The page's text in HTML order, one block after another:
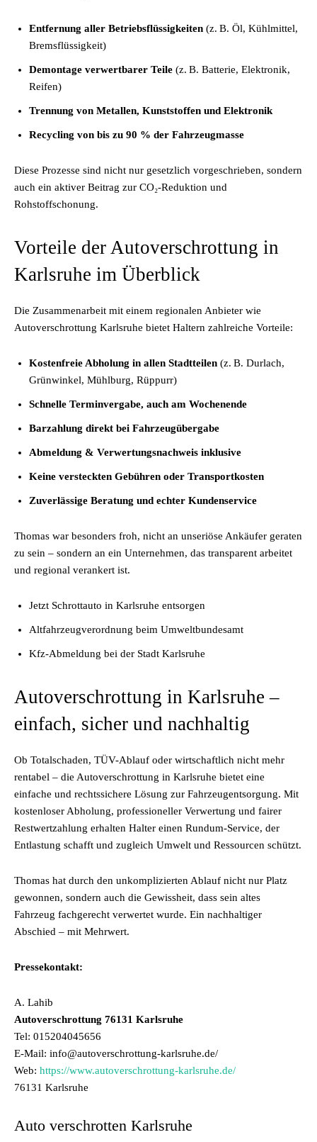
Entfernung aller Betriebsflüssigkeiten (z. B. Öl, Kühlmittel,
Bremsflüssigkeit)
Demontage verwertbarer Teile (z. B. Batterie, Elektronik,
Reifen)
Trennung von Metallen, Kunststoffen und Elektronik
Recycling von bis zu 90 % der Fahrzeugmasse
Diese Prozesse sind nicht nur gesetzlich vorgeschrieben, sondern
auch ein aktiver Beitrag zur CO₂-Reduktion und
Rohstoffschonung.
Vorteile der Autoverschrottung in
Karlsruhe im Überblick
Die Zusammenarbeit mit einem regionalen Anbieter wie
Autoverschrottung Karlsruhe bietet Haltern zahlreiche Vorteile:
Kostenfreie Abholung in allen Stadtteilen (z. B. Durlach,
Grünwinkel, Mühlburg, Rüppurr)
Schnelle Terminvergabe, auch am Wochenende
Barzahlung direkt bei Fahrzeugübergabe
Abmeldung & Verwertungsnachweis inklusive
Keine versteckten Gebühren oder Transportkosten
Zuverlässige Beratung und echter Kundenservice
Thomas war besonders froh, nicht an unseriöse Ankäufer geraten
zu sein – sondern an ein Unternehmen, das transparent arbeitet
und regional verankert ist.
Jetzt Schrottauto in Karlsruhe entsorgen
Altfahrzeugverordnung beim Umweltbundesamt
Kfz-Abmeldung bei der Stadt Karlsruhe
Autoverschrottung in Karlsruhe –
einfach, sicher und nachhaltig
Ob Totalschaden, TÜV-Ablauf oder wirtschaftlich nicht mehr
rentabel – die Autoverschrottung in Karlsruhe bietet eine
einfache und rechtssichere Lösung zur Fahrzeugentsorgung. Mit
kostenloser Abholung, professioneller Verwertung und fairer
Restwertzahlung erhalten Halter einen Rundum-Service, der
Entlastung schafft und zugleich Umwelt und Ressourcen schützt.
Thomas hat durch den unkomplizierten Ablauf nicht nur Platz
gewonnen, sondern auch die Gewissheit, dass sein altes
Fahrzeug fachgerecht verwertet wurde. Ein nachhaltiger
Abschied – mit Mehrwert.
Pressekontakt:
A. Lahib
Autoverschrottung 76131 Karlsruhe
Tel: 015204045656
E-Mail: info@autoverschrottung-karlsruhe.de/
Web: https://www.autoverschrottung-karlsruhe.de/
76131 Karlsruhe
Auto verschrotten Karlsruhe